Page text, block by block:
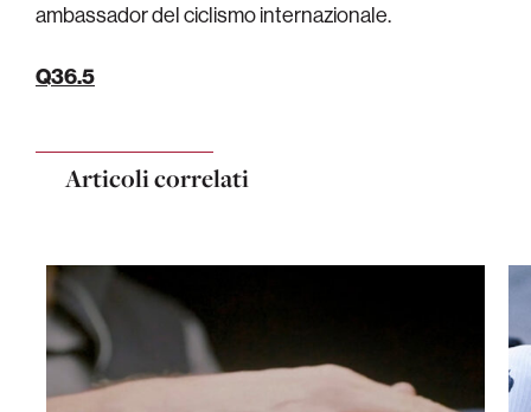
ambassador del ciclismo internazionale.
Q36.5
Articoli correlati